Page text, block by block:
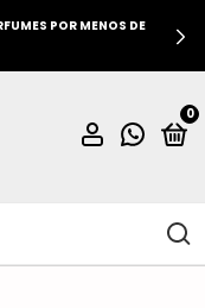
POR MENOS DE
0